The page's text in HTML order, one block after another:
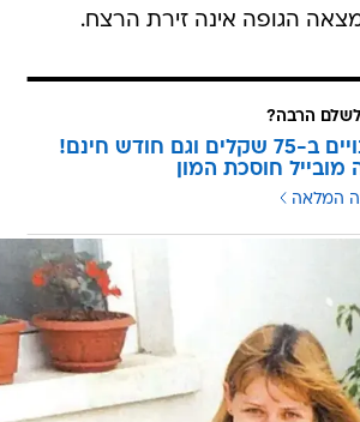
הגופה אינה זירת הרצח.
הרבה?
3 מנויים ב-75 שקלים וגם חודש חינם!
מובייל חוסכת המון
המלאה